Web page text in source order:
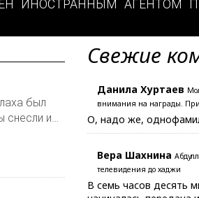
ИНОСТРАННЫМ АГЕНТОМ
был
снесли и…
Свежие
Данила Хуртаев
внимания на награды.
О, надо же,
Вера Шахнина
телевидения до хаджи
В семь часов десять